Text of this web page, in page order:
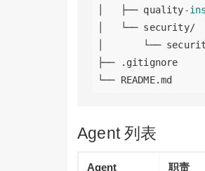
│   ├── quality-
│   └── security/
│       └──
├── .gitignore
Agent 列表
Agent 职责